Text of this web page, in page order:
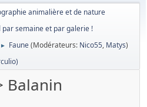
animalière et de nature
semaine et par galerie !
► Faune(Modérateurs: Nico55, Matys)
Balanin